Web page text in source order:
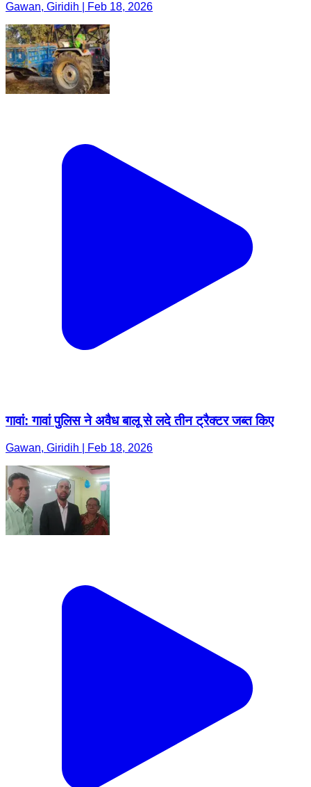
Gawan, Giridih | Feb 18, 2026
गावां: गावां पुलिस ने अवैध बालू से लदे तीन ट्रैक्टर जब्त किए
Gawan, Giridih | Feb 18, 2026